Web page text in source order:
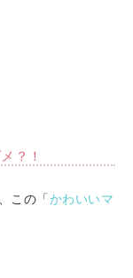
？！
この「かわいいマ